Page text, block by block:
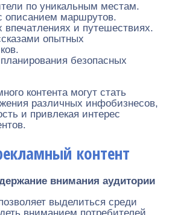
по уникальным местам.
описанием маршрутов.
впечатлениях и путешествиях.
опытных
безопасных
контента могут стать
различных инфобизнесов,
и привлекая интерес
контент
внимания аудитории
выделиться среди
вниманием потребителей.